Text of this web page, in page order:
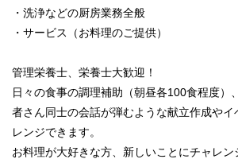
・洗浄などの厨房業務全般
・サービス（お料理のご提供）
管理栄養士、栄養士大歓迎！
日々の食事の調理補助（朝昼各100食程度）
者さん同士の会話が弾むような献立作成やイ
レンジできます。
お料理が大好きな方、新しいことにチャレ